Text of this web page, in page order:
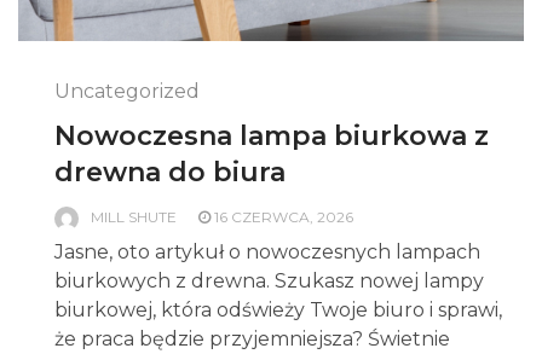
Uncategorized
Nowoczesna lampa biurkowa z
drewna do biura
MILL SHUTE 16 CZERWCA, 2026
Jasne, oto artykuł o nowoczesnych lampach
biurkowych z drewna. Szukasz nowej lampy
biurkowej, która odświeży Twoje biuro i sprawi,
że praca będzie przyjemniejsza? Świetnie